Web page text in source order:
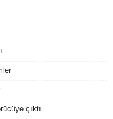
çıktı